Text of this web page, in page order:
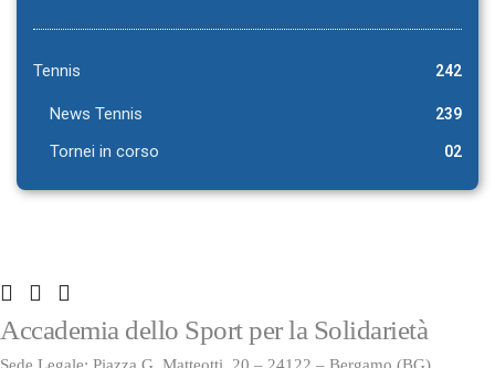
Tennis 242
News Tennis 239
Tornei in corso 02
Accademia dello Sport per la Solidarietà